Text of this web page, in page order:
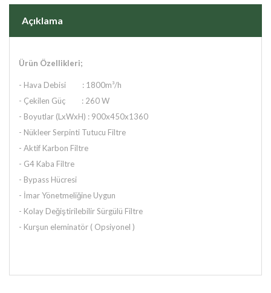
Açıklama
Ürün Özellikleri;
- Hava Debisi : 1800m³/h
- Çekilen Güç : 260 W
- Boyutlar (LxWxH) : 900x450x1360
- Nükleer Serpinti Tutucu Filtre
- Aktif Karbon Filtre
- G4 Kaba Filtre
- Bypass Hücresi
- İmar Yönetmeliğine Uygun
- Kolay Değiştirilebilir Sürgülü Filtre
- Kurşun eleminatör ( Opsiyonel )